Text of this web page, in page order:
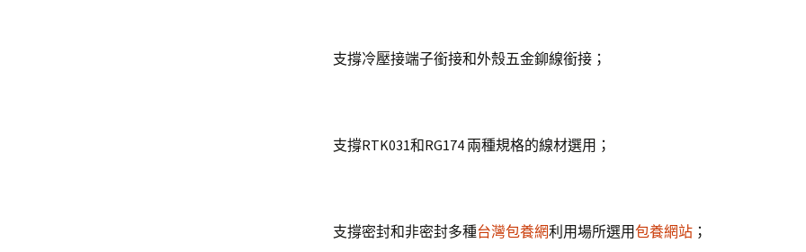
支撐冷壓接端子銜接和外殼五金鉚線銜接；
支撐RTK031和RG174 兩種規格的線材選用；
支撐密封和非密封多種台灣包養網利用場所選用包養網站 ；